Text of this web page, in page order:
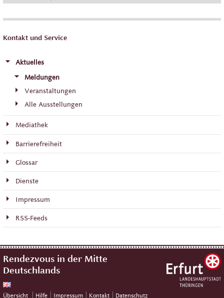
Kontakt und Service
Aktuelles
Meldungen
Veranstaltungen
Alle Ausstellungen
Mediathek
Barrierefreiheit
Glossar
Dienste
Impressum
RSS-Feeds
Rendezvous in der Mitte
Deutschlands
Übersicht Hilfe Impressum Kontakt Datenschutz